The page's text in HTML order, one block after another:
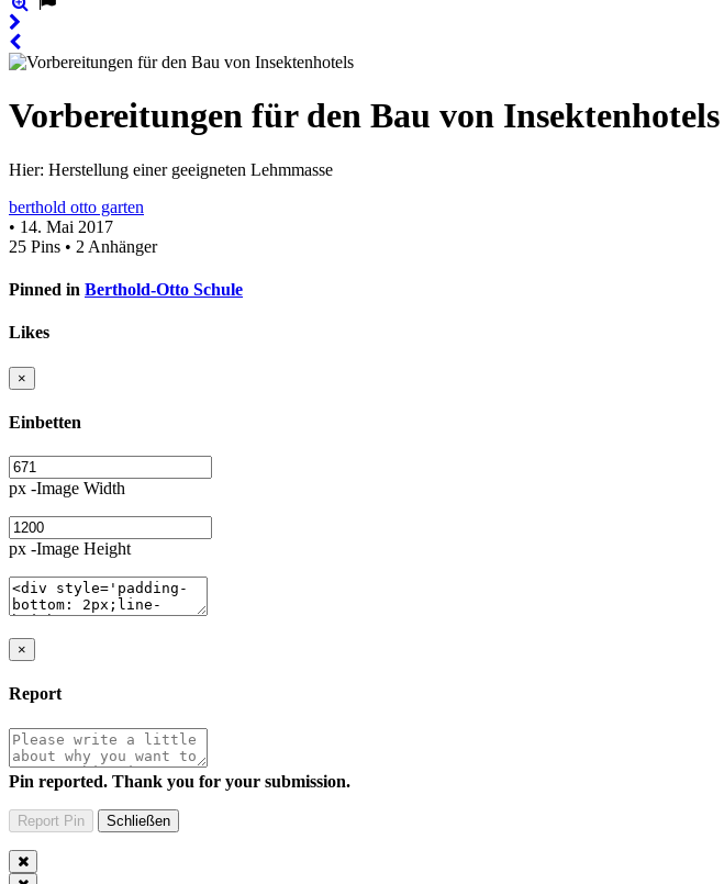
Vorbereitungen für den Bau von Insektenhotels
Hier: Herstellung einer geeigneten Lehmmasse
berthold otto garten
• 14. Mai 2017
25 Pins • 2 Anhänger
Pinned in Berthold-Otto Schule
Likes
×
Einbetten
px -Image Width
px -Image Height
×
Report
Pin reported. Thank you for your submission.